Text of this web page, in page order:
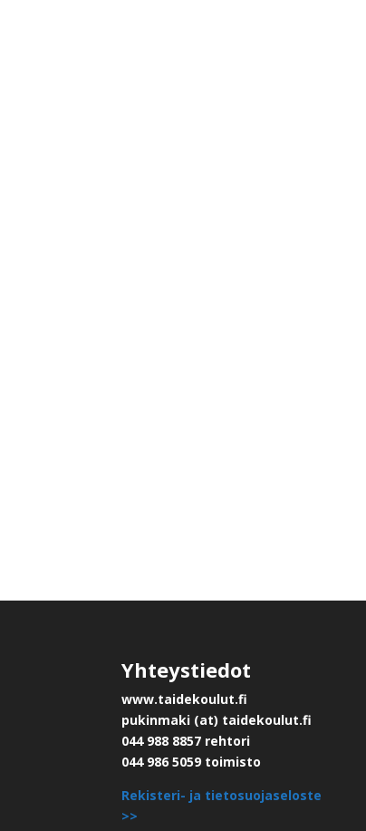
Yhteystiedot
www.taidekoulut.fi
pukinmaki (at) taidekoulut.fi
044 988 8857 rehtori
044 986 5059 toimisto
Rekisteri- ja tietosuojaseloste
>>